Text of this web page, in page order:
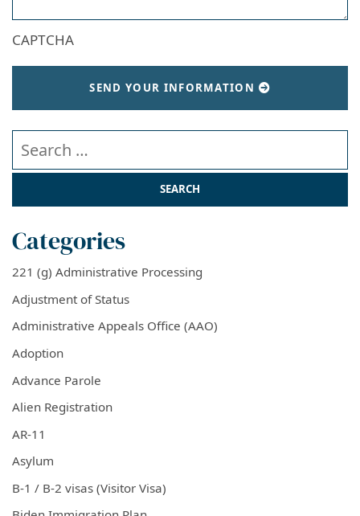
CAPTCHA
SEND YOUR INFORMATION
Search our website
Categories
221 (g) Administrative Processing
Adjustment of Status
Administrative Appeals Office (AAO)
Adoption
Advance Parole
Alien Registration
AR-11
Asylum
B-1 / B-2 visas (Visitor Visa)